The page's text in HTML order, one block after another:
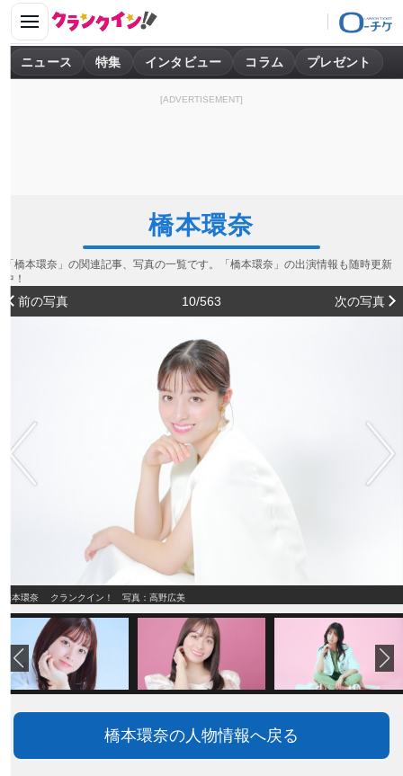
ニュース 特集 インタビュー コラム プレゼント
[ADVERTISEMENT]
橋本環奈
「橋本環奈」の関連記事、写真の一覧です。「橋本環奈」の出演情報も随時更新
中！
前の写真 10/563 次の写真
橋本環奈 クランクイン！ 写真：高野広美
橋本環奈の人物情報へ戻る